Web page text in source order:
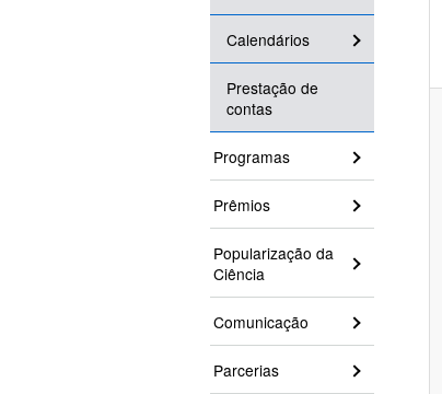
Calendários
Prestação de
contas
Programas
Prêmios
Popularização da
Ciência
Comunicação
Parcerias